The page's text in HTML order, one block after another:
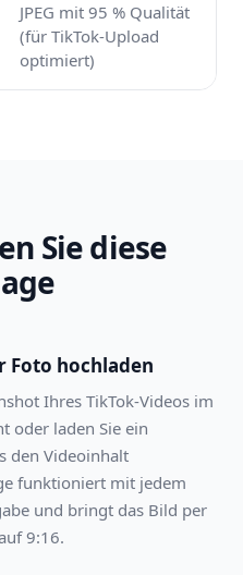
JPEG mit 95 % Qualität
(für TikTok-Upload
optimiert)
Sie diese
Foto hochladen
Ihres TikTok-Videos im
oder laden Sie ein
den Videoinhalt
funktioniert mit jedem
und bringt das Bild per
9:16.